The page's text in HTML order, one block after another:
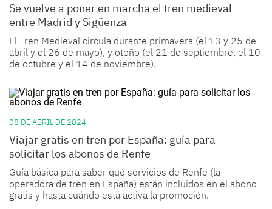
Se vuelve a poner en marcha el tren medieval
entre Madrid y Sigüenza
El Tren Medieval circula durante primavera (el 13 y 25 de
abril y el 26 de mayo), y otoño (el 21 de septiembre, el 10
de octubre y el 14 de noviembre).
08 DE ABRIL DE 2024
Viajar gratis en tren por España: guía para
solicitar los abonos de Renfe
Guía básica para saber qué servicios de Renfe (la
operadora de tren en España) están incluidos en el abono
gratis y hasta cuándo está activa la promoción.